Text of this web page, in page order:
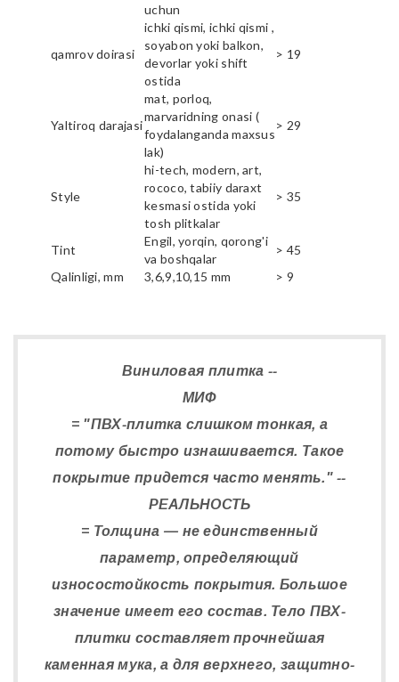
uchun
qamrov doirasi
ichki qismi, ichki qismi ,
soyabon yoki balkon,
devorlar yoki shift
ostida
> 19
Yaltiroq darajasi
mat, porloq,
marvaridning onasi (
foydalanganda maxsus
lak)
> 29
Style
hi-tech, modern, art,
rococo, tabiiy daraxt
kesmasi ostida yoki
tosh plitkalar
> 35
Tint
Engil, yorqin, qorong'i
va boshqalar
> 45
Qalinligi, mm
3,6,9,10,15 mm > 9
Виниловая плитка --
МИФ
= "ПВХ-плитка слишком тонкая, а
потому быстро изнашивается. Такое
покрытие придется часто менять." --
РЕАЛЬНОСТЬ
= Толщина — не единственный
параметр, определяющий
износостойкость покрытия. Большое
значение имеет его состав. Тело ПВХ-
плитки составляет прочнейшая
каменная мука, а для верхнего, защитно-